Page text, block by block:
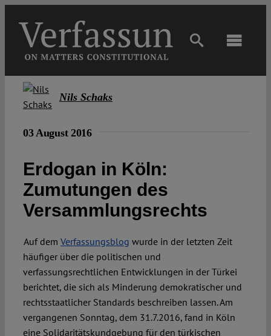
content
Main
Open Access
Spotlight
Nils Schaks
03 August 2016
Erdogan in Köln:
Zumutungen des
Versammlungsrechts
Auf dem Verfassungsblog wurde in der letzten Zeit
häufiger über die politischen und
verfassungsrechtlichen Entwicklungen in der Türkei
berichtet, die sich als Minderung demokratischer und
rechtsstaatlicher Standards beschreiben lassen. Am
vergangenen Sonntag, dem 31.7.2016, fand in Köln
eine Solidaritätskundgebung für den türkischen